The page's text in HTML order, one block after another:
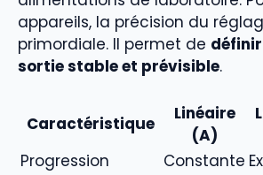
appareils, la précision du
primordiale. Il permet de
sortie stable et prévisible.
Caractéristique
Linéaire
(A)
Progression
Constante